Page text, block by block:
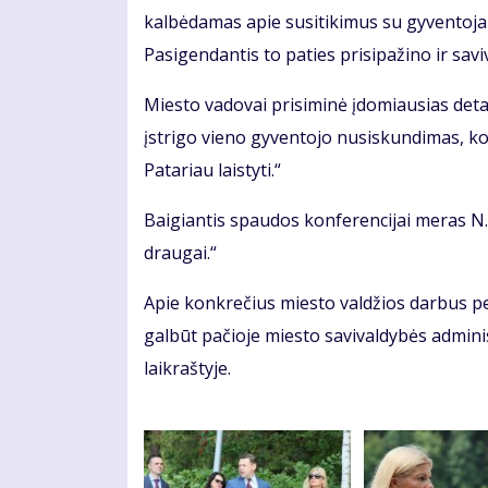
kalbėdamas apie susitikimus su
Pasigendantis to paties prisipažino ir
Miesto vadovai prisiminė įdomiausias
įstrigo vieno gyventojo nusiskundimas,
Patariau laistyti.“
Baigiantis spaudos konferencijai meras
draugai.“
Apie konkrečius miesto valdžios darbus
galbūt pačioje miesto savivaldybės
laikraštyje.